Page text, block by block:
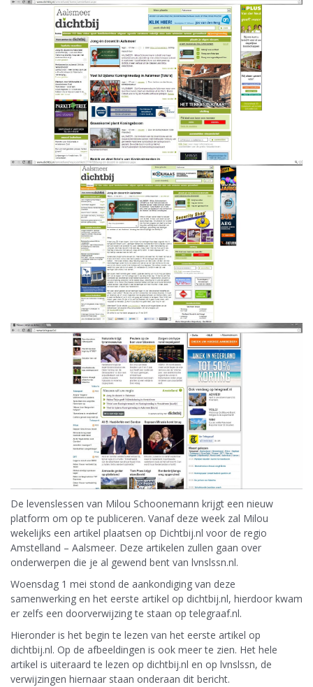
De levenslessen van Milou Schoonemann krijgt een nieuw
platform om op te publiceren. Vanaf deze week zal Milou
wekelijks een artikel plaatsen op Dichtbij.nl voor de regio
Amstelland – Aalsmeer. Deze artikelen zullen gaan over
onderwerpen die je al gewend bent van lvnslssn.nl.
Woensdag 1 mei stond de aankondiging van deze
samenwerking en het eerste artikel op dichtbij.nl, hierdoor kwam
er zelfs een doorverwijzing te staan op telegraaf.nl.
Hieronder is het begin te lezen van het eerste artikel op
dichtbij.nl. Op de afbeeldingen is ook meer te zien. Het hele
artikel is uiteraard te lezen op dichtbij.nl en op lvnslssn, de
verwijzingen hiernaar staan onderaan dit bericht.